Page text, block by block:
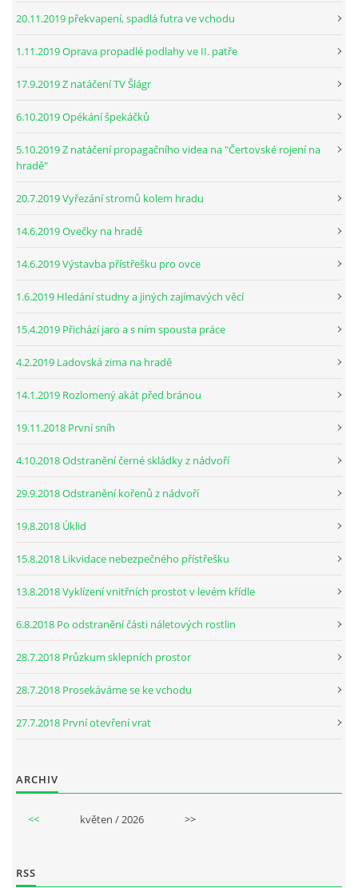
20.11.2019 překvapení, spadlá futra ve vchodu
1.11.2019 Oprava propadlé podlahy ve II. patře
17.9.2019 Z natáčení TV Šlágr
6.10.2019 Opékání špekáčků
5.10.2019 Z natáčení propagačního videa na "Čertovské rojení na
hradě"
20.7.2019 Vyřezání stromů kolem hradu
14.6.2019 Ovečky na hradě
14.6.2019 Výstavba přístřešku pro ovce
1.6.2019 Hledání studny a jiných zajímavých věcí
15.4.2019 Přichází jaro a s ním spousta práce
4.2.2019 Ladovská zima na hradě
14.1.2019 Rozlomený akát před bránou
19.11.2018 První sníh
4.10.2018 Odstranění černé skládky z nádvoří
29.9.2018 Odstranění kořenů z nádvoří
19.8.2018 Úklid
15.8.2018 Likvidace nebezpečného přístřešku
13.8.2018 Vyklízení vnitřních prostot v levém křídle
6.8.2018 Po odstranění části náletových rostlin
28.7.2018 Průzkum sklepních prostor
28.7.2018 Prosekáváme se ke vchodu
27.7.2018 První otevření vrat
ARCHIV
<< květen / 2026 >>
RSS